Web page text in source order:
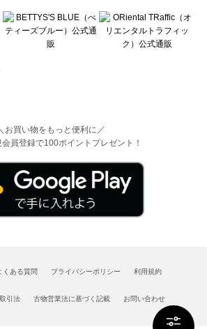
お買い物をもっと便利に／
員登録で100ポイントプレゼント！
くある質問 プライバシーポリシー 利用規約
引法 古物営業法に基づく記載 お問い合わせ